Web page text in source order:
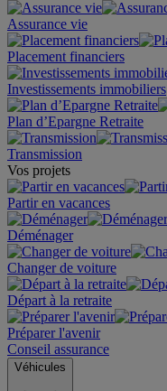
Assurance vie
Placement financiers
Investissements immobiliers
Plan d’Epargne Retraite
Transmission
Vos projets
Partir en vacances
Déménager
Changer de voiture
Départ à la retraite
Préparer l'avenir
Conseil assurance
Véhicules